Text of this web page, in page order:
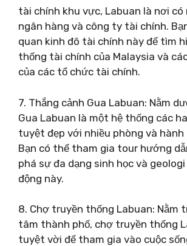
tài chính khu vực, Labuan là nơi có
ngân hàng và công ty tài chính.
quan kinh đô tài chính này để tìm
thống tài chính của Malaysia và
của các tổ chức tài chính.
7. Thắng cảnh Gua Labuan: Nằm
Gua Labuan là một hệ thống các
tuyệt đẹp với nhiều phòng và hành
Bạn có thể tham gia tour hướng
phá sự đa dạng sinh học và
động này.
8. Chợ truyền thống Labuan: Nằm
tâm thành phố, chợ truyền thống
tuyệt vời để tham gia vào cuộc